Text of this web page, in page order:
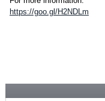
https://goo.gl/H2NDLm